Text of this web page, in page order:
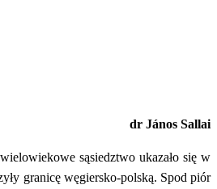
dr János Sallai
sąsiedztwo ukazało się w
granicę węgiersko-polską. Spod piór